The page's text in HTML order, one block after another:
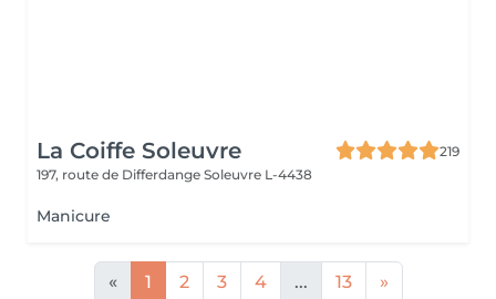
La Coiffe Soleuvre
219
197, route de Differdange Soleuvre L-4438
Manicure
« 1 2 3 4 ... 13 »